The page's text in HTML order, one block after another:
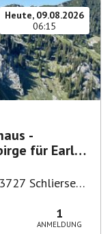
Heute, 09.08.2026
06:15
-
für Early
Schliersee,
1
ANMELDUNG